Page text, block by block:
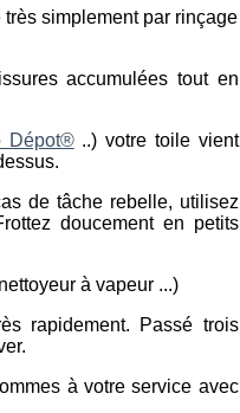
simplement par rinçage
accumulées tout en
Dépot®..) votre toile vient
de tâche rebelle, utilisez
doucement en petits
à vapeur ...)
rapidement. Passé trois
à votre service avec